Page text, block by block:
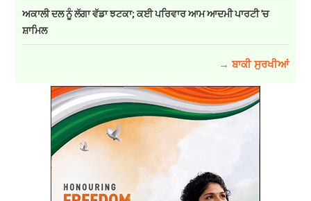
ਅਕਾਲੀ ਦਲ ਨੂੰ ਲੱਗਾ ਵੱਡਾ ਝਟਕਾ; ਕਈ ਪਰਿਵਾਰ ਆਮ ਆਦਮੀ ਪਾਰਟੀ 'ਚ
ਸ਼ਾਮਿਲ
→ ਬਾਕੀ ਸੁਰਖੀਆਂ